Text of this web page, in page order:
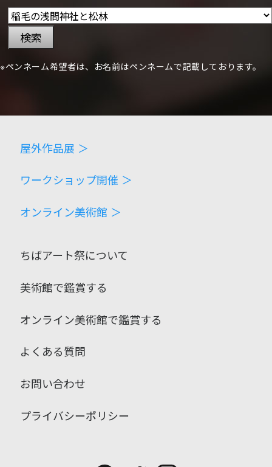
検索
※ペンネーム希望者は、お名前はペンネームで記載しております。
屋外作品展 ＞
ワークショップ開催 ＞
オンライン美術館 ＞
ちばアート祭について
美術館で鑑賞する
オンライン美術館で鑑賞する
よくある質問
お問い合わせ
プライバシーポリシー